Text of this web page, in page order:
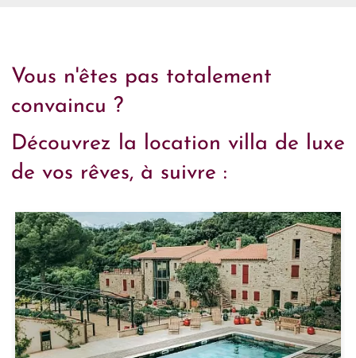
Vous n'êtes pas totalement
convaincu ?
Découvrez la location villa de luxe
de vos rêves, à suivre :